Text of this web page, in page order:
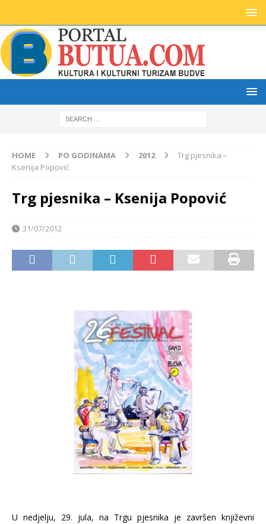
HOME PO GODINAMA 2012
Trg pjesnika –
Ksenija Popović
Trg pjesnika – Ksenija Popović
31/07/2012
U nedjelju, 29. jula, na Trgu pjesnika je završen književni